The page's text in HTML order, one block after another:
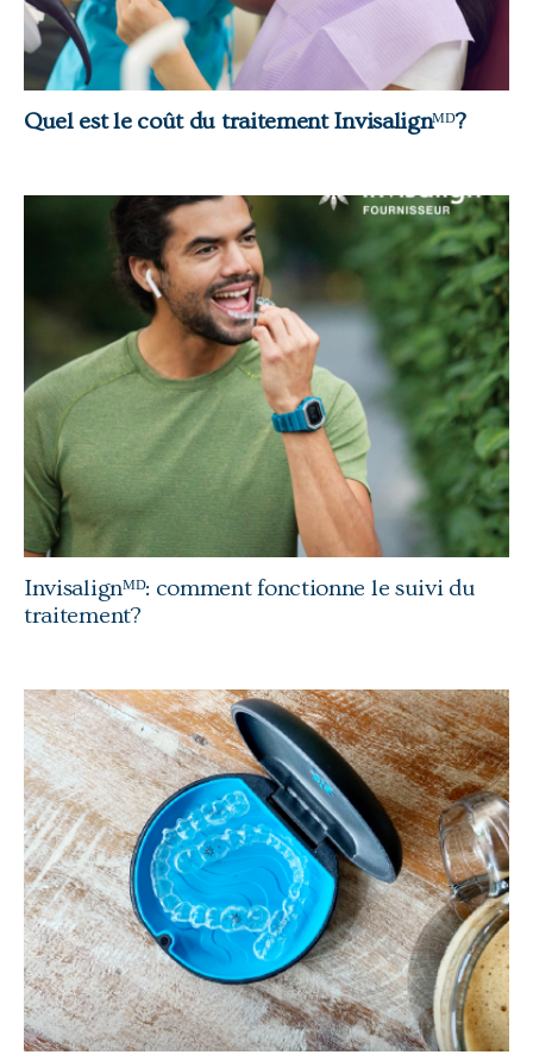
Quel est le coût du traitement Invisalignᴹᴰ?
Invisalignᴹᴰ: comment fonctionne le suivi du
traitement?